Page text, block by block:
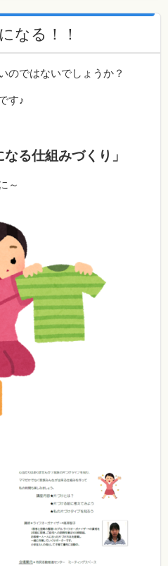
なる！！
のではないでしょうか？
す♪
る仕組みづくり」
～